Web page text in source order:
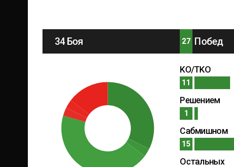
34 Боя 27 Побед
KO/TKO
11
Решением
1
Сабмишном
15
Остальных